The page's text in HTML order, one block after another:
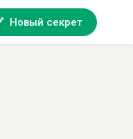
Новый секрет